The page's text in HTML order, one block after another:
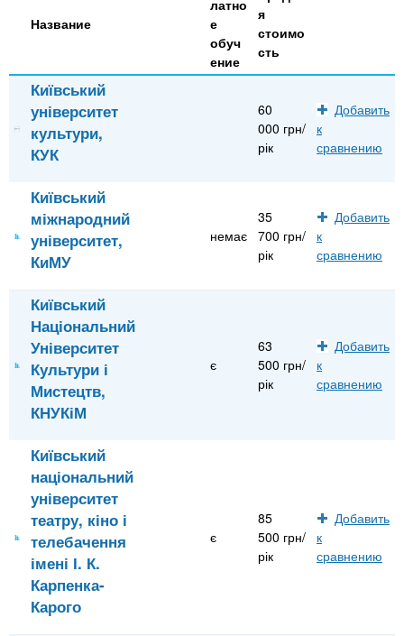
n
t
s
i
n
o
й
Онлайн курсы
Название
латно
е
обуч
ение
я
стоимо
сть
Київський
університет
культури,
КУК
60
000 грн/
рік
Добавить
к
сравнению
Київський
міжнародний
університет,
КиМУ
немає
35
700 грн/
рік
Добавить
к
сравнению
Київський
Національний
Університет
Культури і
Мистецтв,
КНУКіМ
є
63
500 грн/
рік
Добавить
к
сравнению
Київський
національний
університет
театру, кіно і
телебачення
імені І. К.
Карпенка-
Карого
є
85
500 грн/
рік
Добавить
к
сравнению